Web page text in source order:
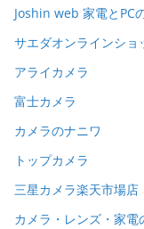
Joshin web 家電とPC
サエダオンラインショ
アライカメラ
富士カメラ
カメラのナニワ
トップカメラ
三星カメラ楽天市場店
カメラ・レンズ・家